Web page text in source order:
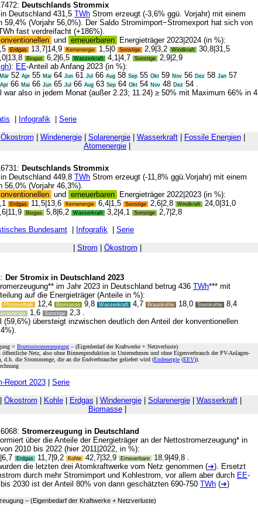
Deutschlands Strommix
Deutschland 431,5 TWh Strom erzeugt (-3,6% ggü. Vorjahr) mit einem
59,4% (Vorjahr 56,0%). Der Saldo Stromimport−Stromexport hat sich von
fast verdreifacht (+186%).
und erneuerbaren Energieträger 2023|2024 (in %):
Erdgas 13,7|14,9 Kernenergie 1,5|0 Sonstige 2,9|3,2 Windkraft 30,8|31,5
Biogas 6,2|6,5 Wasserkraft 4,1|4,7 Sonstige
2,9|2,9
): EE-Anteil ab Anfang 2023 (in %):
Mär 52 Apr 55 Mai 64 Jun 61 Jul 66 Aug 58 Sep 55 Okt 59 Nov 56 Dez 58 Jan 57
Apr 66 Mai 66 Jun 65 Jul 66 Aug 63 Sep 64 Okt 54 Nov 48 Dez 54 .
war also in jedem Monat (außer 2.23; 11.24) ≥ 50% mit Maximum 66% in 4
Infografik Serie
Ökostrom Windenergie| Solarenergie| Wasserkraft| Fossile Energien|
Atomenergie
Deutschlands Strommix
Deutschland 449,8 TWh Strom erzeugt (-11,8% ggü.Vorjahr) mit einem
56,0% (Vorjahr 46,3%).
und erneuerbaren Energieträger 2022|2023 (in %):
Erdgas 11,5|13,6 Kernenergie 6,4|1,5 Sonstige 2,6|2,8 Windkraft 24,0|31,0
Biogas 5,8|6,2 Wasserkraft 3,2|4,1 Sonstige
2,7|2,8
Bundesamt Infografik Serie
Strom Ökostrom
Der Stromix in Deutschland 2023
im Jahr 2023 in Deutschland betrug 436 TWh*** mit
auf die Energieträger (Anteile in %):
Photovoltaik 12,4 Biomasse 9,8 Wasserkraft 4,7 Braunkohle 18,0 Steinkohle 8,4
1,6 Sonstige
2,3 .
(59,6%) übersteigt inzwischen deutlich den Anteil der konventionellen
= Bruttostromerzeugung – (Eigenbedarf der Kraftwerke + Netzverluste)
Netz, also ohne Binnenproduktion in Unternehmen und ohne Eigenverbrauch der PV-Anlagen-
d.h. die Strommenge, die an die Endverbraucher geliefert wird (Endenergie (EEV)).
Report 2023 Serie
Ökostrom Kohle| Erdgas Windenergie| Solarenergie| Wasserkraft|
Biomasse|
Stromerzeugung in Deutschland
über die Anteile der Energieträger an der Nettostromerzeugung* in
2010 bis 2022 (hier 2011|2022, in %):
Erdgas 11,7|9,2 Kohle 42,7|32,9 Erneuerbare
18,9|49,8 .
die letzten drei Atomkraftwerke vom Netz genommen (➔). Ersetzt
durch mehr Stromimport und Kohlestrom, vor allem aber durch EE-
2030 ist der Anteil 80% von dann geschätzten 690-750 TWh (➔)
– (Eigenbedarf der Kraftwerke + Netzverluste)